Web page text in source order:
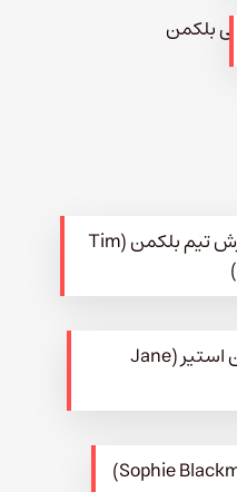
لوسی و پدرش تیم بلکمن (Tim
لوسی و مادرش جین استیر (Jane